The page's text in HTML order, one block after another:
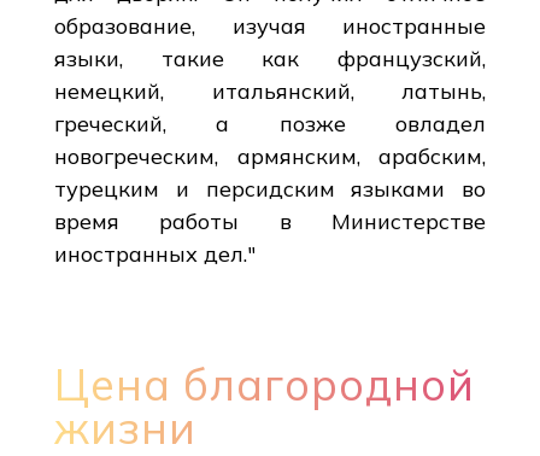
образование, изучая иностранные
языки, такие как французский,
немецкий, итальянский, латынь,
греческий, а позже овладел
новогреческим, армянским, арабским,
турецким и персидским языками во
время работы в Министерстве
иностранных дел."
Цена благородной
жизни